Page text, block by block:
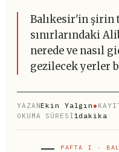
Balıkesir'in şirin
sınırlarındaki
nerede ve nasıl
gezilecek yerler
YAZANEkin Yalgın◆
OKUMA SÜRESİ1dakika
PAFTA I ·